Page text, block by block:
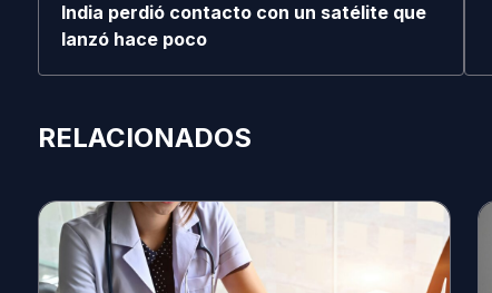
India perdió contacto con un satélite que
lanzó hace poco
RELACIONADOS